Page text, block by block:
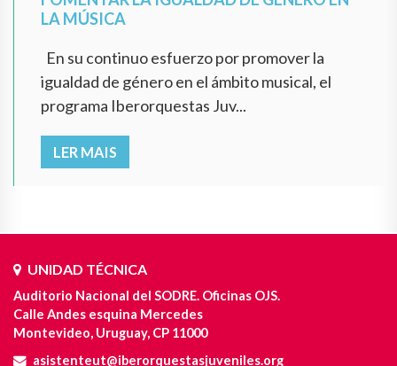
LA MÚSICA
En su continuo esfuerzo por promover la
igualdad de género en el ámbito musical, el
programa Iberorquestas Juv...
LER MAIS
UNIDAD TÉCNICA
Auditorio Nacional del SODRE. Oficinas OJS.
Calle Andes esquina Mercedes
Montevideo, Uruguay, CP 11000
asistenteut@iberorquestasjuveniles.org